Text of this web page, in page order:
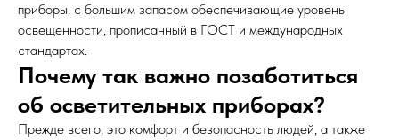
приборы, с большим запасом обеспечивающие уровень
освещенности, прописанный в ГОСТ и международных
стандартах.
Почему так важно позаботиться
об осветительных приборах?
Прежде всего, это комфорт и безопасность людей, а также